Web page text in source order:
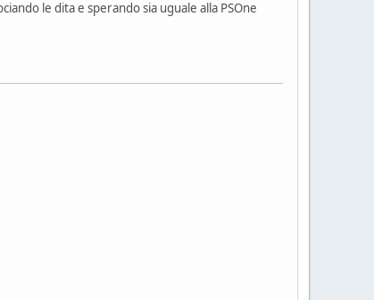
le dita e sperando sia uguale alla PSOne